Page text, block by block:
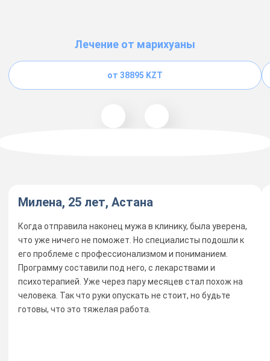
Лечение от марихуаны
от 38895 KZT
Милена, 25 лет, Астана
Когда отправила наконец мужа в клинику, была уверена,
что уже ничего не поможет. Но специалисты подошли к
его проблеме с профессионализмом и пониманием.
Программу составили под него, с лекарствами и
психотерапией. Уже через пару месяцев стал похож на
человека. Так что руки опускать не стоит, но будьте
готовы, что это тяжелая работа.